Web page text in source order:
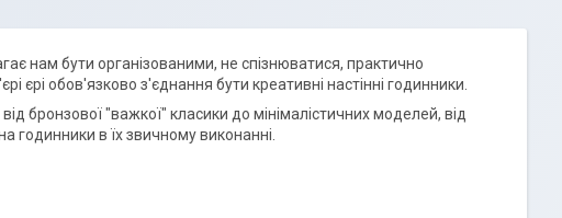
нам бути організованими, не спізнюватися, практично
єрі обов'язково з'єднання бути креативні настінні годинники.
бронзової "важкої" класики до мінімалістичних моделей, від
годинники в їх звичному виконанні.